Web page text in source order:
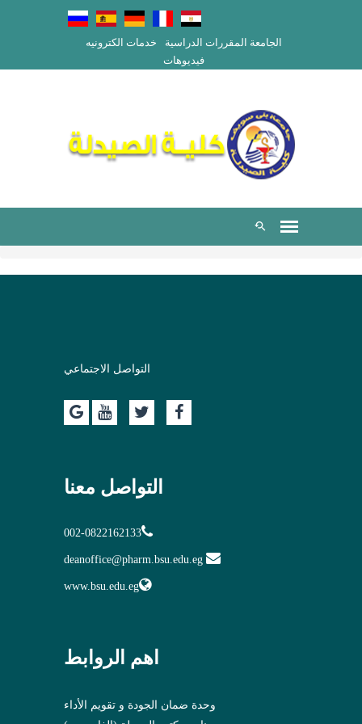
الجامعة المقررات الدراسية
خدمات الكترونيه
فيديوهات
التواصل الاجتماعي
التواصل معنا
002-0822162133
www.bsu.edu.eg
اهم الروابط
وحدة ضمان الجودة و تقويم الأداء